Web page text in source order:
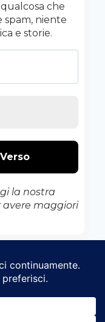
che
niente
e storie.
la nostra
maggiori